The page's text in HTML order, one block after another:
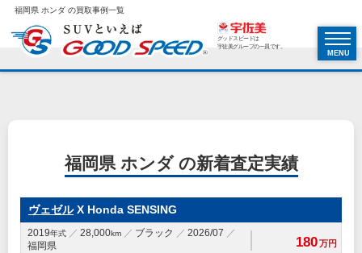
福岡県 ホンダ の買取事例一覧
グッドスピードは
宇佐美グループの一員です。
MENU
福岡県 ホンダ の新着査定実績
ヴェゼルX Honda SENSING
2019年式 28,000km ブラック
2026/07
福岡県
180万円